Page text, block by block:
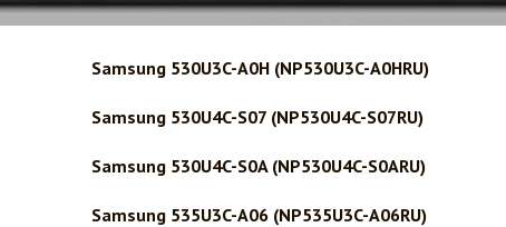
Samsung 530U3C-A0H (NP530U3C-A0HRU)
Samsung 530U4C-S07 (NP530U4C-S07RU)
Samsung 530U4C-S0A (NP530U4C-S0ARU)
Samsung 535U3C-A06 (NP535U3C-A06RU)